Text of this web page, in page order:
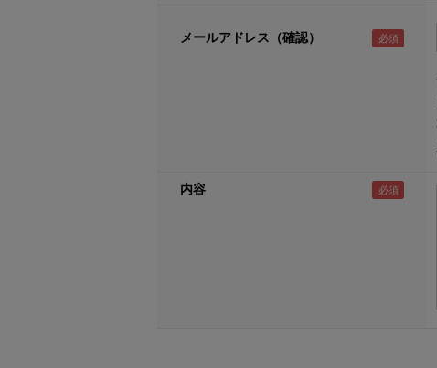
メールアドレス（確認）
内容